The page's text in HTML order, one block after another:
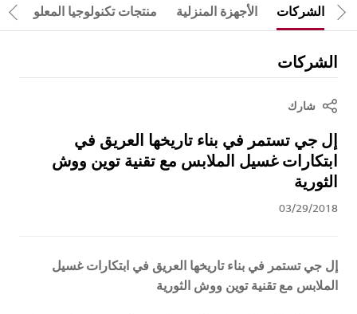
الشركات الأجهزة المنزلية منتجات تكنولوجيا المعلومات تمرير لليمين
الشركات
شارك
إل جي تستمر في بناء تاريخها العريق في
ابتكارات غسيل الملابس مع تقنية توين ووش
الثورية
03/29/2018
إل جي تستمر في بناء تاريخها العريق في ابتكارات غسيل
الملابس مع تقنية توين ووش الثورية